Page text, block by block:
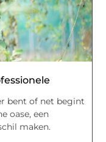
bent of net begint
oase, een
maken.